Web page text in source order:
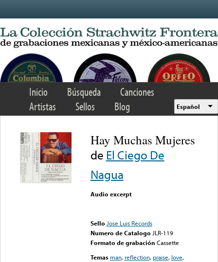
Inicio Búsqueda
Canciones
Artistas
Sellos Blog Español
Hay Muchas Mujeres
de El Ciego De
Nagua
Audio excerpt
Sello Jose Luis Records
Numero de Catalogo JLR-119
Formato de grabación Cassette
Temas man, reflection, praise, love,